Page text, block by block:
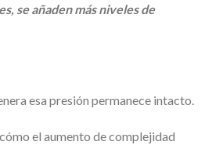
se añaden más niveles de
esa presión permanece intacto.
el aumento de complejidad